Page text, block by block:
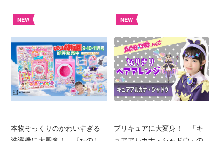
NEW
本物そっくりのかわいすぎる
NEW
プリキュアに大変身！ 「キ